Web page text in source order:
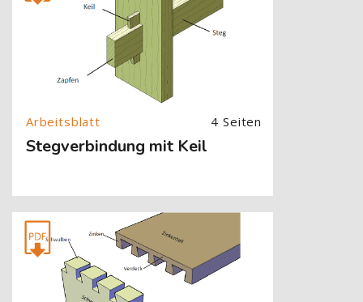
4 Seiten
Stegverbindung mit Keil
[Cocoon] About (Text with Image) überspringen